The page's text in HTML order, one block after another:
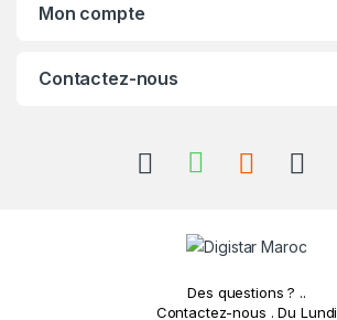
Mon compte
Contactez-nous
Des questions ? ..
Contactez-nous . Du Lundi